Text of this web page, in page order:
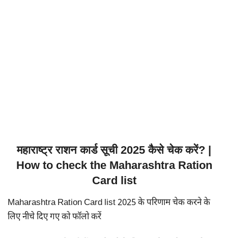
महाराष्ट्र राशन कार्ड सूची 2025 कैसे चेक करें? |
How to check the Maharashtra Ration
Card list
Maharashtra Ration Card list 2025 के परिणाम चेक करने के
लिए नीचे दिए गए को फॉलो करें